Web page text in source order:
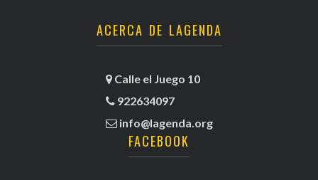
ACERCA DE LAGENDA
Calle el Juego 10
922634097
info@lagenda.org
FACEBOOK